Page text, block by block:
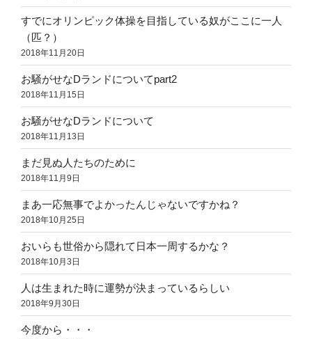
すでにオリンピック体操を目指している奴がここに一人
（匹？）
2018年11月20日
お騒がせなDランドについてpart2
2018年11月15日
お騒がせなDランドについて
2018年11月13日
まだ見ぬ人たちのために
2018年11月9日
まあ一応無事でよかったんじゃないですかね？
2018年10月25日
おいらも世俗から隠れて日本一周するかな？
2018年10月3日
人は生まれた時に運勢が決まっているらしい
2018年9月30日
今度から・・・